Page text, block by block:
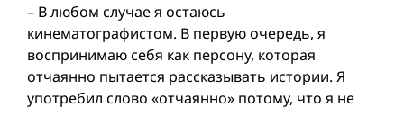
– В любом случае я остаюсь
кинематографистом. В первую очередь, я
воспринимаю себя как персону, которая
отчаянно пытается рассказывать истории. Я
употребил слово «отчаянно» потому, что я не